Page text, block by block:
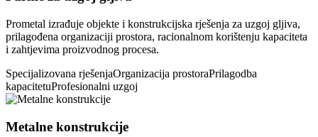
Prometal izrađuje objekte i konstrukcijska rješenja za uzgoj gljiva,
prilagođena organizaciji prostora, racionalnom korištenju kapaciteta
i zahtjevima proizvodnog procesa.
Specijalizovana rješenjaOrganizacija prostoraPrilagodba
kapacitetuProfesionalni uzgoj
Metalne konstrukcije